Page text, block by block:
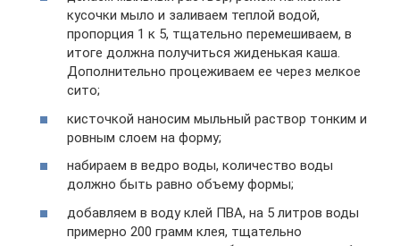
кусочки мыло и заливаем теплой водой,
пропорция 1 к 5, тщательно перемешиваем, в
итоге должна получиться жиденькая каша.
Дополнительно процеживаем ее через мелкое
сито;
кисточкой наносим мыльный раствор тонким и
ровным слоем на форму;
набираем в ведро воды, количество воды
должно быть равно объему формы;
добавляем в воду клей ПВА, на 5 литров воды
примерно 200 грамм клея, тщательно